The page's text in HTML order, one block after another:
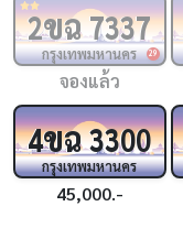
29
2ขฉ7337
กรุงเทพมหานคร
จองแล้ว
4ขฉ3300
กรุงเทพมหานคร
45,000.-